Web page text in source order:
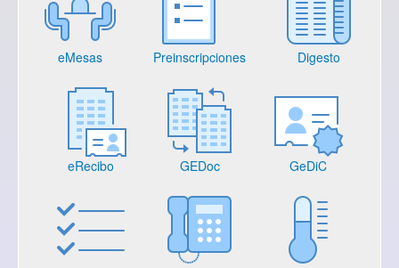
eMesas Preinscripciones Digesto
eRecibo GEDoc GeDiC